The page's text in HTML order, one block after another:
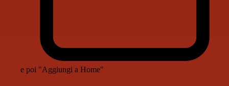
e poi "Aggiungi a Home"